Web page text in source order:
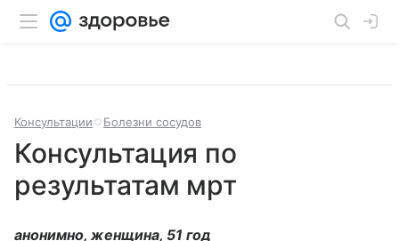
Консультации Болезни сосудов
Консультация по
результатам мрт
анонимно, женщина, 51 год